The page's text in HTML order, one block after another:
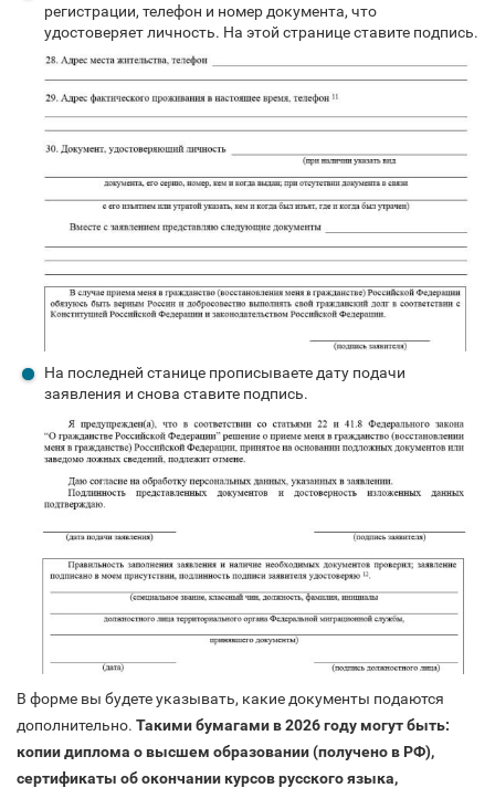
регистрации, телефон и номер документа, что
удостоверяет личность. На этой странице ставите подпись.
На последней станице прописываете дату подачи
заявления и снова ставите подпись.
В форме вы будете указывать, какие документы подаются
дополнительно. Такими бумагами в 2026 году могут быть:
копии диплома о высшем образовании (получено в РФ),
сертификаты об окончании курсов русского языка,